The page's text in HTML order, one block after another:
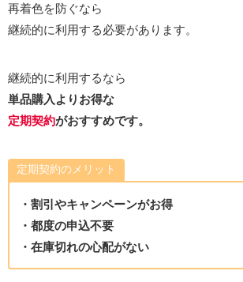
再着色を防ぐなら
継続的に利用する必要があります。
継続的に利用するなら
単品購入よりお得な
定期契約がおすすめです。
定期契約のメリット
・割引やキャンペーンがお得
・都度の申込不要
・在庫切れの心配がない